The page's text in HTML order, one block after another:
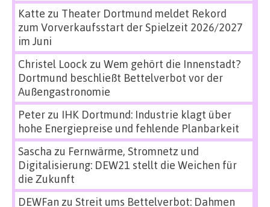
Katte zu Theater Dortmund meldet Rekord
zum Vorverkaufsstart der Spielzeit 2026/2027
im Juni
Christel Loock zu Wem gehört die Innenstadt?
Dortmund beschließt Bettelverbot vor der
Außengastronomie
Peterzu IHK Dortmund: Industrie klagt über
hohe Energiepreise und fehlende Planbarkeit
Sascha zu Fernwärme, Stromnetz und
Digitalisierung: DEW21 stellt die Weichen für
die Zukunft
DEWFan zu Streit ums Bettelverbot: Dahmen